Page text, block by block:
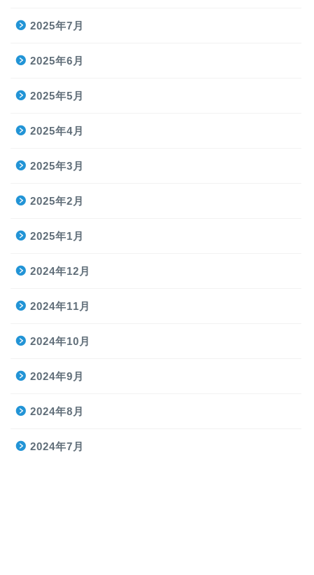
2025年7月
2025年6月
2025年5月
2025年4月
2025年3月
2025年2月
2025年1月
2024年12月
2024年11月
2024年10月
2024年9月
2024年8月
2024年7月